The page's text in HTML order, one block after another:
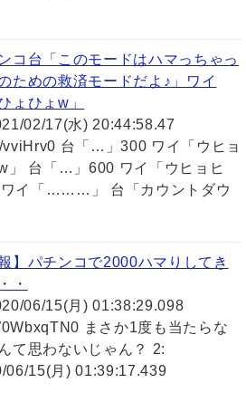
コ台「このモードはハマっちゃっ
ための救済モードだよ♪」ワイ
ょひょw」
02/17(水) 20:44:58.47
vviHrv0 台「…」300 ワイ「ウヒョ
」 台「…」600 ワイ「ウヒョヒ
イ「………」 台「カウントダウ
報】パチンコで2000ハマりしてき
・
06/15(月) 01:38:29.098
まさか1度も当たらな
て思わないじゃん？ 2:
06/15(月) 01:39:17.439